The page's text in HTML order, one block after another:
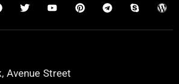
Avenue Street